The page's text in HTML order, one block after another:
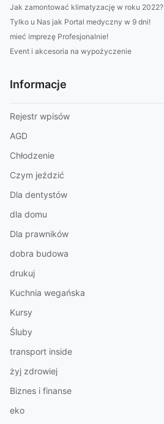
Jak zamontować klimatyzację w roku 2022?
Tylko u Nas jak Portal medyczny w 9 dni!
mieć imprezę Profesjonalnie!
Event i akcesoria na wypożyczenie
Informacje
Rejestr wpisów
AGD
Chłodzenie
Czym jeździć
Dla dentystów
dla domu
Dla prawników
dobra budowa
drukuj
Kuchnia wegańska
Kursy
Śluby
transport inside
żyj zdrowiej
Biznes i finanse
eko